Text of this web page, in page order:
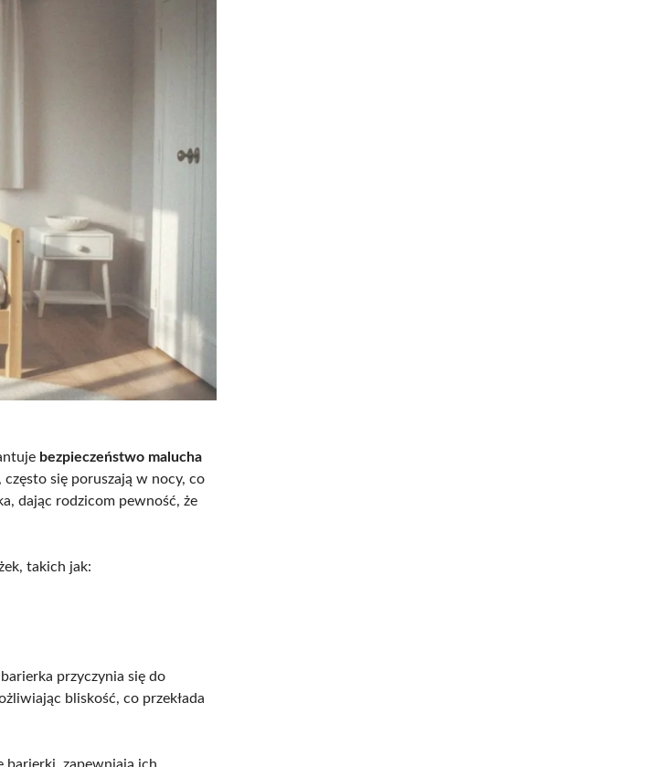
bezpieczeństwo malucha
się poruszają w nocy, co
dając rodzicom pewność, że
takich jak:
przyczynia się do
bliskość, co przekłada